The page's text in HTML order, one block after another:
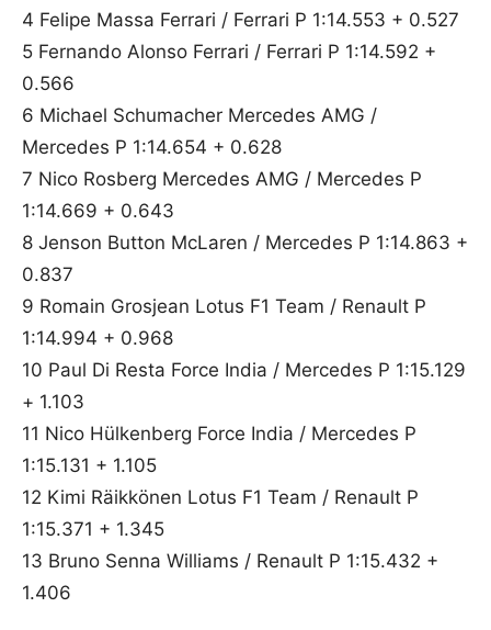
4 Felipe Massa Ferrari / Ferrari P 1:14.553 + 0.527
5 Fernando Alonso Ferrari / Ferrari P 1:14.592 +
0.566
6 Michael Schumacher Mercedes AMG /
Mercedes P 1:14.654 + 0.628
7 Nico Rosberg Mercedes AMG / Mercedes P
1:14.669 + 0.643
8 Jenson Button McLaren / Mercedes P 1:14.863 +
0.837
9 Romain Grosjean Lotus F1 Team / Renault P
1:14.994 + 0.968
10 Paul Di Resta Force India / Mercedes P 1:15.129
+ 1.103
11 Nico Hülkenberg Force India / Mercedes P
1:15.131 + 1.105
12 Kimi Räikkönen Lotus F1 Team / Renault P
1:15.371 + 1.345
13 Bruno Senna Williams / Renault P 1:15.432 +
1.406